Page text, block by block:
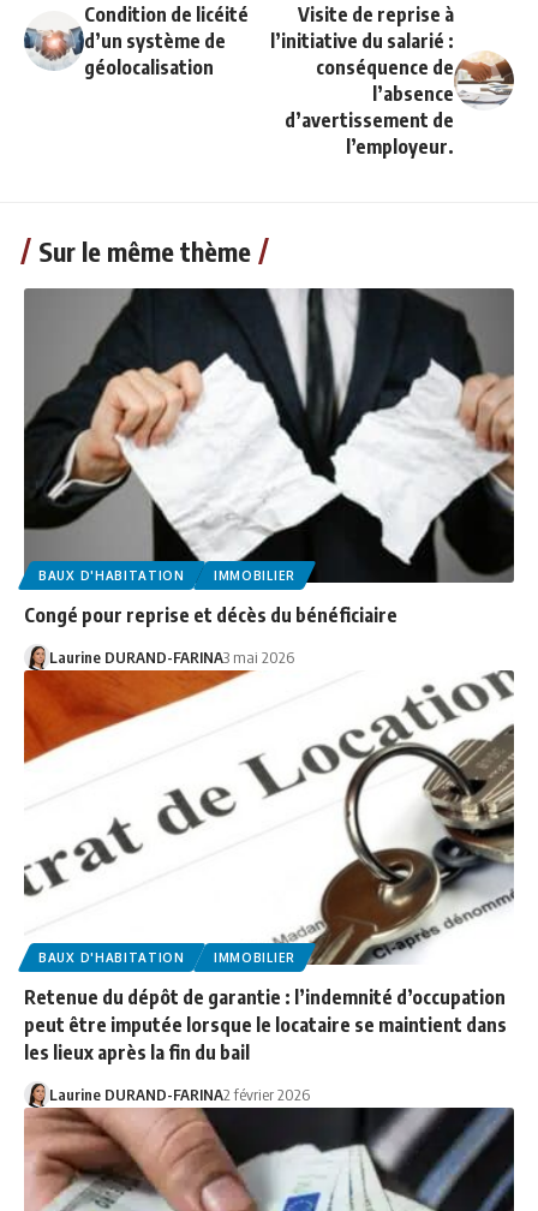
Condition de licéité
d’un système de
géolocalisation
Visite de reprise à
l’initiative du salarié :
conséquence de
l’absence
d’avertissement de
l’employeur.
Sur le même thème
BAUX D'HABITATION IMMOBILIER
Congé pour reprise et décès du bénéficiaire
Laurine DURAND-FARINA3 mai 2026
BAUX D'HABITATION IMMOBILIER
Retenue du dépôt de garantie : l’indemnité d’occupation
peut être imputée lorsque le locataire se maintient dans
les lieux après la fin du bail
Laurine DURAND-FARINA2 février 2026